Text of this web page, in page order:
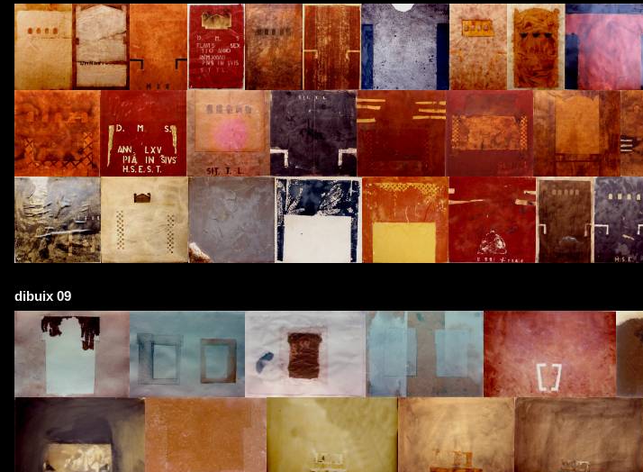
dibuix 09